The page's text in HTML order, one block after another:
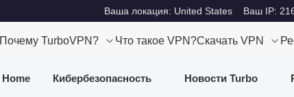
Ваша локация: United States Ваш IP:
Почему TurboVPN? Что такое VPN?Скачать VPN
Home Кибербезопасность Новости Turbo